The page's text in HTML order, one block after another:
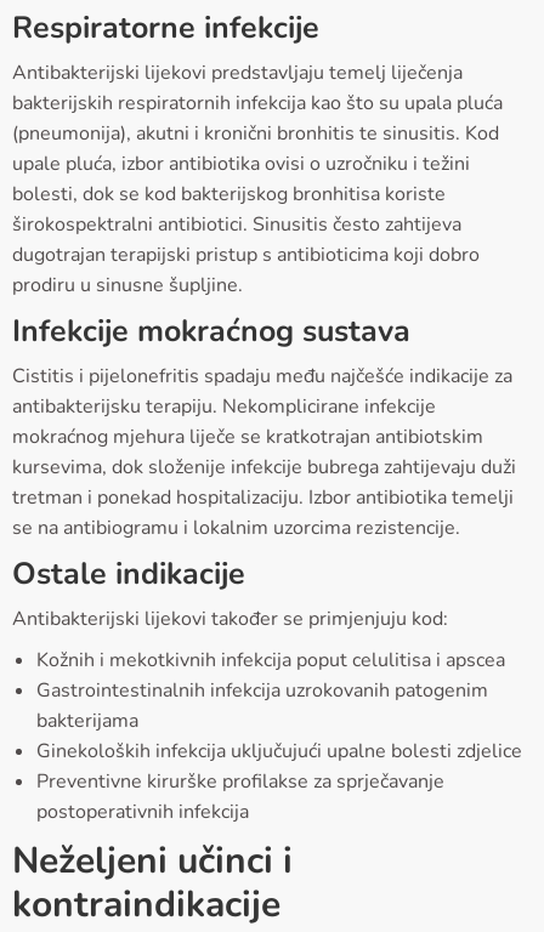
Respiratorne infekcije
Antibakterijski lijekovi predstavljaju temelj liječenja
bakterijskih respiratornih infekcija kao što su upala pluća
(pneumonija), akutni i kronični bronhitis te sinusitis. Kod
upale pluća, izbor antibiotika ovisi o uzročniku i težini
bolesti, dok se kod bakterijskog bronhitisa koriste
širokospektralni antibiotici. Sinusitis često zahtijeva
dugotrajan terapijski pristup s antibioticima koji dobro
prodiru u sinusne šupljine.
Infekcije mokraćnog sustava
Cistitis i pijelonefritis spadaju među najčešće indikacije za
antibakterijsku terapiju. Nekomplicirane infekcije
mokraćnog mjehura liječe se kratkotrajan antibiotskim
kursevima, dok složenije infekcije bubrega zahtijevaju duži
tretman i ponekad hospitalizaciju. Izbor antibiotika temelji
se na antibiogramu i lokalnim uzorcima rezistencije.
Ostale indikacije
Antibakterijski lijekovi također se primjenjuju kod:
Kožnih i mekotkivnih infekcija poput celulitisa i apscea
Gastrointestinalnih infekcija uzrokovanih patogenim
bakterijama
Ginekoloških infekcija uključujući upalne bolesti zdjelice
Preventivne kirurške profilakse za sprječavanje
postoperativnih infekcija
Neželjeni učinci i
kontraindikacije